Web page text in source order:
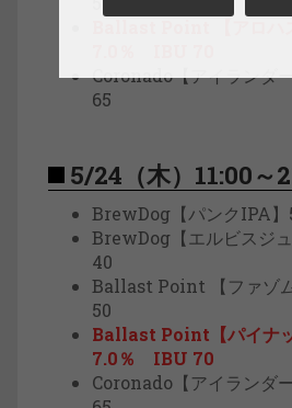
Coronado【アイラン
65
5/24（木）11:00～
BrewDog【パンクIPA
BrewDog【エルビスジ
40
Ballast Point 【ファゾ
50
Ballast Point【パイナッ
7.0％ IBU 70
Coronado【アイラン